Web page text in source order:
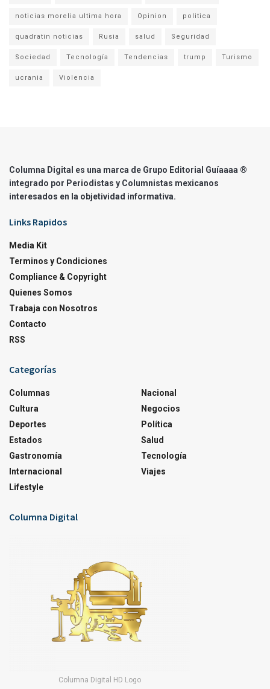
noticias morelia ultima hora Opinion politica
quadratin noticias Rusia salud Seguridad
Sociedad Tecnología Tendencias trump Turismo
ucrania Violencia
Columna Digital es una marca de Grupo Editorial Guíaaaa ®
integrado por Periodistas y Columnistas mexicanos
interesados en la objetividad informativa.
Links Rapidos
Media Kit
Terminos y Condiciones
Compliance & Copyright
Quienes Somos
Trabaja con Nosotros
Contacto
RSS
Categorías
Columnas
Cultura
Deportes
Estados
Gastronomía
Internacional
Lifestyle
Nacional
Negocios
Política
Salud
Tecnología
Viajes
Columna Digital
Columna Digital HD Logo